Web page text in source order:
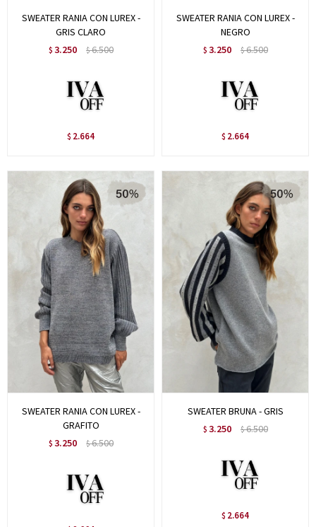
SWEATER RANIA CON LUREX -
GRIS CLARO
$ 3.250 $6.500
$ 2.664
SWEATER RANIA CON LUREX -
NEGRO
$ 3.250 $6.500
$ 2.664
SWEATER RANIA CON LUREX -
GRAFITO
$ 3.250 $6.500
SWEATER BRUNA - GRIS
$ 3.250 $6.500
$ 2.664